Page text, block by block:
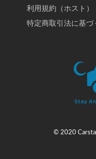
利用規約（ホスト）
特定商取引法に基づ
© 2020